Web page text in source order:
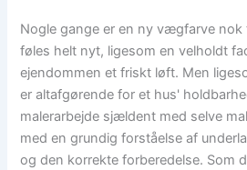
Nogle gange er en ny vægfarve nok
føles helt nyt, ligesom en velholdt
ejendommen et friskt løft. Men
er altafgørende for et hus'
malerarbejde sjældent med selve
med en grundig forståelse af
og den korrekte forberedelse. Som